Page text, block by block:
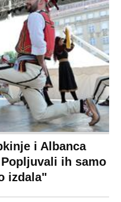
i Albanca
ih samo
izdala"